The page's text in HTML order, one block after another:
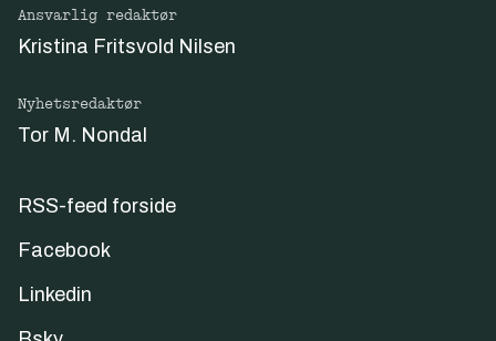
Ansvarlig redaktør
Kristina Fritsvold Nilsen
Nyhetsredaktør
Tor M. Nondal
RSS-feed forside
Facebook
Linkedin